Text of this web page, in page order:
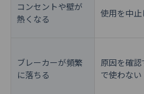
コンセントや壁が
熱くなる
使用を中止
ブレーカーが頻繁
に落ちる
原因を確認
で使わない